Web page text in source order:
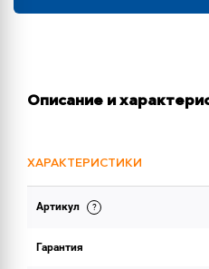
Описание и
ХАРАКТЕРИСТИКИ
ОБЪЕМ ПОСТАВКИ
Артикул
Гарантия